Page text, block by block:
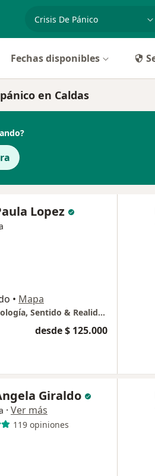
especialidad, enfermedad o
Fechas disponibles
en Caldas
Lopez
• Mapa
Centro de Servicios de Psicología, Sentido & Realidad
desde $ 125.000
Giraldo
· Ver más
119 opiniones